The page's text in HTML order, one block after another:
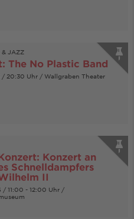
& JAZZ
The No Plastic Band
/ 20:30 Uhr / Wallgraben Theater
Konzert an
Schnelldampfers
II
11:00 - 12:00 Uhr /